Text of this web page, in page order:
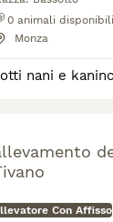
0 animali disponibili
Monza
nani e
Con Affisso